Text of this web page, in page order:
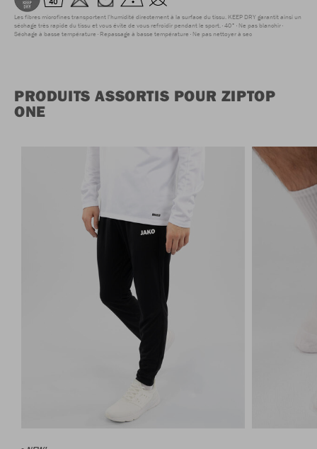
Les fibres microfines transportent l'humidité directement à la surface du tissu. KEEP DRY garantit ainsi un
séchage très rapide du tissu et vous évite de vous refroidir pendant le sport. 40° Ne pas blanchir
Séchage à basse température Repassage à basse température Ne pas nettoyer à sec
PRODUITS ASSORTIS POUR ZIPTOP
ONE